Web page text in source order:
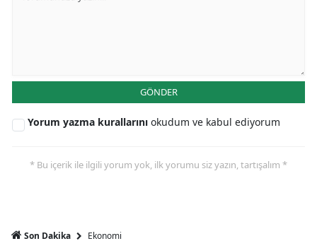
GÖNDER
Yorum yazma kurallarını okudum ve kabul ediyorum
* Bu içerik ile ilgili yorum yok, ilk yorumu siz yazın, tartışalım *
Son Dakika Ekonomi